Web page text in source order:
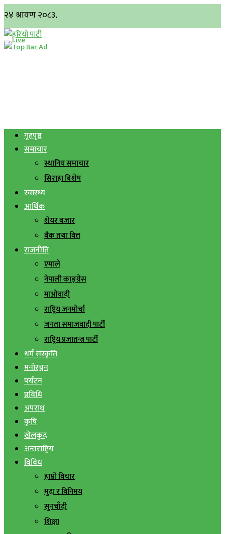
गृहपृष्ठ
समाचार
स्थानिय समाचार
सिराहा बिशेष
स्वास्थ्य
आर्थिक
शेयर बजार
बैंक तथा वित्त
राजनीति
एमाले
नेपाली काङ्ग्रेस
माओवादी
राष्ट्रिय जनमोर्चा
जनता समाजवादी पार्टी
राष्ट्रिय प्रजातन्त्र पार्टी
धर्म संस्कृति
मनोरञ्जन
पर्यटन
प्रविधि
अपराध
कृषि
खेलकुद
अन्तराष्ट्रिय
विविध
हाम्रो विचार
मुद्रा र विनिमय
सुनचाँदी
शिक्षा